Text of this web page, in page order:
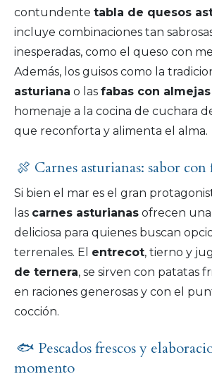
contundente tabla de quesos
incluye combinaciones tan
inesperadas, como el queso con
Además, los guisos como la
asturiana o las fabas con almejas
homenaje a la cocina de cuchara
que reconforta y alimenta el alma.
🍖 Carnes asturianas: sabor
Si bien el mar es el gran
las carnes asturianas ofrecen
deliciosa para quienes buscan
terrenales. El entrecot, tierno y
de ternera, se sirven con patatas
en raciones generosas y con el
cocción.
🐟 Pescados frescos y
momento